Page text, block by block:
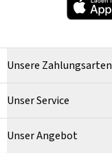
Unsere Zahlungsarten
Unser Service
Unser Angebot